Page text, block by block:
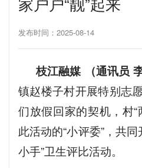
发布时间：2025-08-14
枝江融媒 （通讯员
镇赵楼子村开展特别志
们放假回家的契机，村
此活动的“小评委”，共
小手”卫生评比活动。